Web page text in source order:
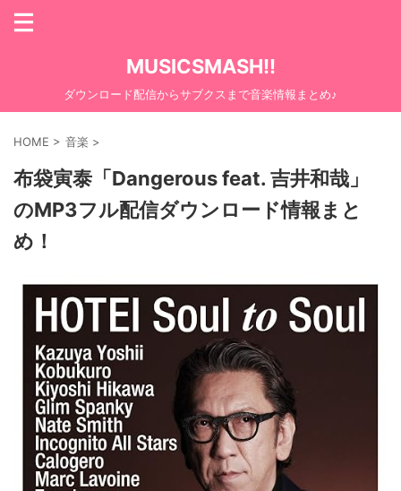
MUSICSMASH!!
ダウンロード配信からサブクスまで音楽情報まとめ♪
HOME > 音楽 >
布袋寅泰「Dangerous feat. 吉井和哉」
のMP3フル配信ダウンロード情報まと
め！